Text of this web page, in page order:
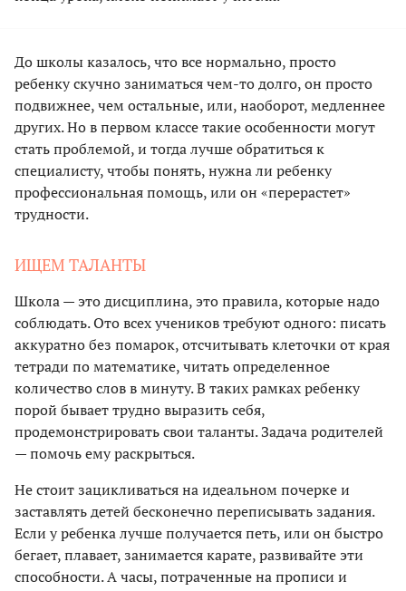
До школы казалось, что все нормально, просто
ребенку скучно заниматься чем-то долго, он просто
подвижнее, чем остальные, или, наоборот, медленнее
других. Но в первом классе такие особенности могут
стать проблемой, и тогда лучше обратиться к
специалисту, чтобы понять, нужна ли ребенку
профессиональная помощь, или он «перерастет»
трудности.
ИЩЕМ ТАЛАНТЫ
Школа — это дисциплина, это правила, которые надо
соблюдать. Ото всех учеников требуют одного: писать
аккуратно без помарок, отсчитывать клеточки от края
тетради по математике, читать определенное
количество слов в минуту. В таких рамках ребенку
порой бывает трудно выразить себя,
продемонстрировать свои таланты. Задача родителей
— помочь ему раскрыться.
Не стоит зацикливаться на идеальном почерке и
заставлять детей бесконечно переписывать задания.
Если у ребенка лучше получается петь, или он быстро
бегает, плавает, занимается карате, развивайте эти
способности. А часы, потраченные на прописи и